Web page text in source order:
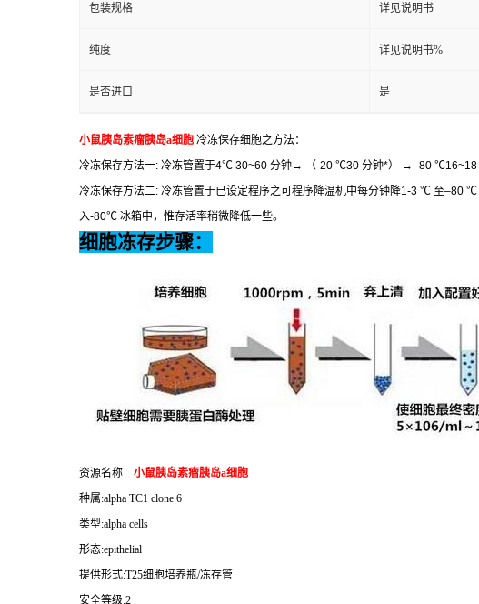
包装规格 详见说明书
纯度 详见说明书%
是否进口 是
小鼠胰岛素瘤胰岛a细胞 冷冻保存细胞之方法：
冷冻保存方法一: 冷冻管置于4℃ 30~60 分钟→ （-20 ℃30 分钟*） → -80 ℃16~18
冷冻保存方法二: 冷冻管置于已设定程序之可程序降温机中每分钟降1-3 ℃ 至–80 ℃
入-80℃ 冰箱中，惟存活率稍微降低一些。
细胞冻存步骤：
资源名称 小鼠胰岛素瘤胰岛a细胞
种属:alpha TC1 clone 6
类型:alpha cells
形态:epithelial
提供形式:T25细胞培养瓶/冻存管
安全等级:2